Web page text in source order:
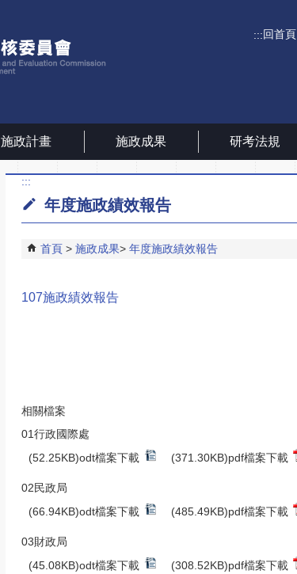
:::回首頁
施政計畫 施政成果 研考法規
:::
年度施政績效報告
首頁 施政成果 年度施政績效報告
107施政績效報告
相關檔案
01行政國際處
(52.25KB)odt檔案下載
(371.30KB)pdf檔案下載
02民政局
(66.94KB)odt檔案下載
(485.49KB)pdf檔案下載
03財政局
(45.08KB)odt檔案下載
(308.52KB)pdf檔案下載